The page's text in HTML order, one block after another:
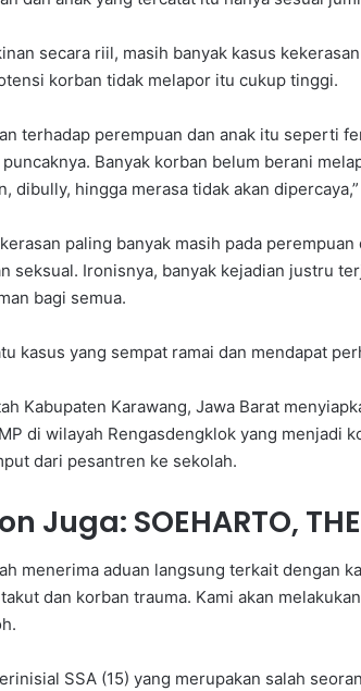
secara riil, masih banyak kasus
korban tidak melapor itu cukup tinggi.
terhadap perempuan dan anak itu seperti
puncaknya. Banyak korban belum berani
dibully, hingga merasa tidak akan
paling banyak masih pada
seksual. Ironisnya, banyak kejadian justru
bagi semua.
kasus yang sempat ramai dan mendapat
Kabupaten Karawang, Jawa Barat
di wilayah Rengasdengklok yang menjadi
dari pesantren ke sekolah.
Juga: SOEHARTO,
menerima aduan langsung terkait dengan
dan korban trauma. Kami akan
SSA (15) yang merupakan salah